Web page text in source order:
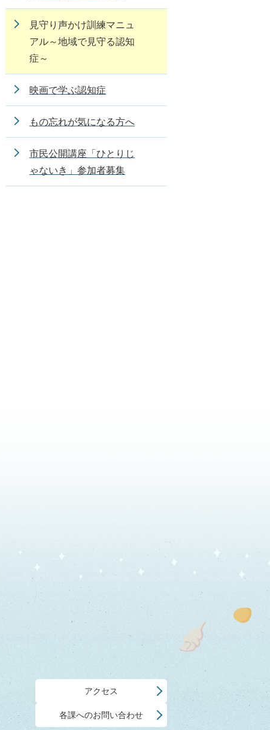
見守り声かけ訓練マニュ
アル～地域で見守る認知
症～
映画で学ぶ認知症
もの忘れが気になる方へ
市民公開講座「ひとりじ
ゃないき」参加者募集
アクセス
各課へのお問い合わせ